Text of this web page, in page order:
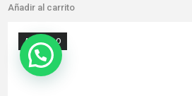
Añadir al carrito
AGOTADO